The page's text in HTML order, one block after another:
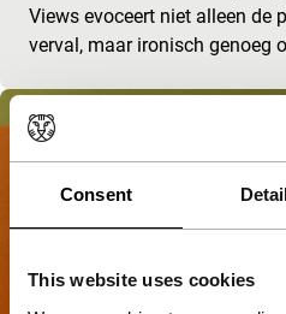
Consent
This website uses cookies
Views evoceert niet alleen de
verval, maar ironisch genoeg